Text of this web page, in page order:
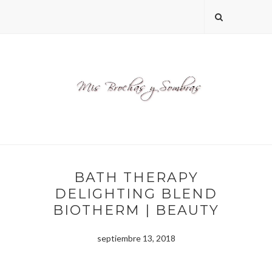
BATH THERAPY
DELIGHTING BLEND
BIOTHERM | BEAUTY
septiembre 13, 2018